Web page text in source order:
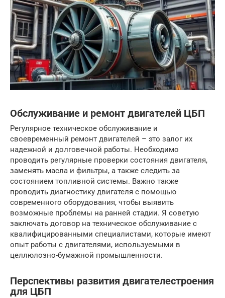
Обслуживание и ремонт двигателей ЦБП
Регулярное техническое обслуживание и
своевременный ремонт двигателей – это залог их
надежной и долговечной работы. Необходимо
проводить регулярные проверки состояния двигателя,
заменять масла и фильтры, а также следить за
состоянием топливной системы. Важно также
проводить диагностику двигателя с помощью
современного оборудования, чтобы выявить
возможные проблемы на ранней стадии. Я советую
заключать договор на техническое обслуживание с
квалифицированными специалистами, которые имеют
опыт работы с двигателями, используемыми в
целлюлозно-бумажной промышленности.
Перспективы развития двигателестроения
для ЦБП